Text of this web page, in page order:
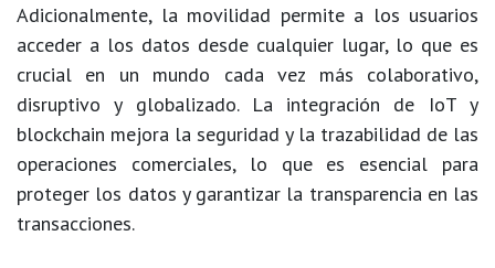
Adicionalmente, la movilidad permite a los usuarios
acceder a los datos desde cualquier lugar, lo que es
crucial en un mundo cada vez más colaborativo,
disruptivo y globalizado. La integración de IoT y
blockchain mejora la seguridad y la trazabilidad de las
operaciones comerciales, lo que es esencial para
proteger los datos y garantizar la transparencia en las
transacciones.